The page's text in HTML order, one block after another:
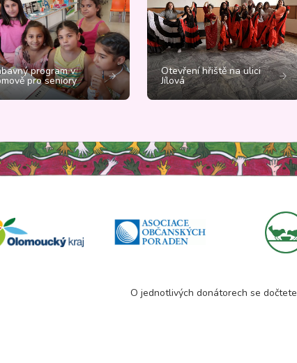
program v
pro seniory
Otevření hřiště na ulici
Jílová
O jednotlivých donátorech se dočtete